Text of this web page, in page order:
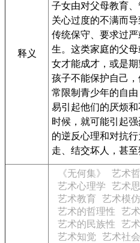
释义
子女由对父母教育
关心过度的不满而
传统保守、要求过
生。这类家庭的父
女才能成才，或是
孩子不能保护自己
常限制青少年的自
易引起他们的厌烦
时候，就可能引起
的逆反心理和对抗
走、结交坏人，甚至
《无何集》 艺术
艺术心理学
艺术
艺术教育 艺术模仿
艺术的哲理性
艺
艺术的民族性
艺
艺术知觉
艺术社